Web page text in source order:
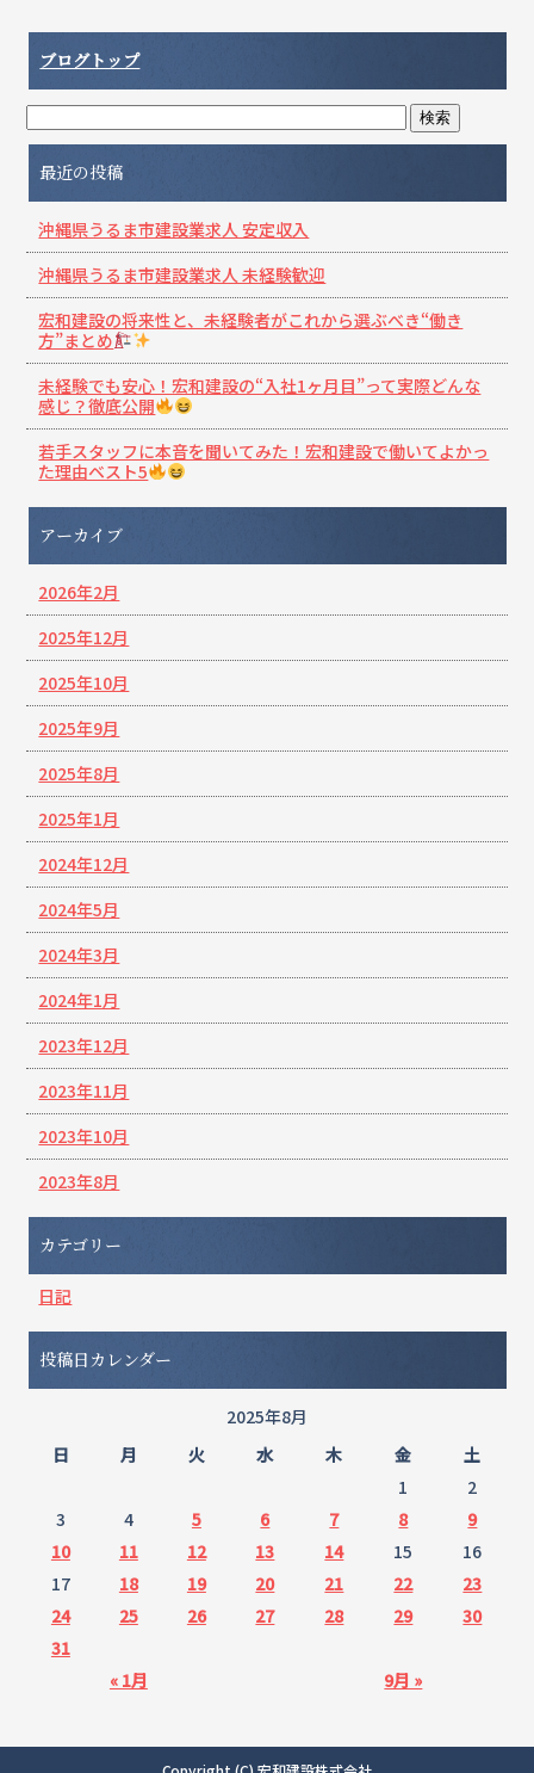
ブログトップ
最近の投稿
沖縄県うるま市建設業求人 安定収入
沖縄県うるま市建設業求人 未経験歓迎
宏和建設の将来性と、未経験者がこれから選ぶべき“働き
方”まとめ
未経験でも安心！宏和建設の“入社1ヶ月目”って実際どんな
感じ？徹底公開
若手スタッフに本音を聞いてみた！宏和建設で働いてよかっ
た理由ベスト5
アーカイブ
2026年2月
2025年12月
2025年10月
2025年9月
2025年8月
2025年1月
2024年12月
2024年5月
2024年3月
2024年1月
2023年12月
2023年11月
2023年10月
2023年8月
カテゴリー
日記
投稿日カレンダー
2025年8月
日
月 火 水 木 金 土
« 1月 9月 »
1
2
3
4 5 6 7 8
9
10
11 12 13 14 15
16
17
18 19 20 21 22
23
24
25 26 27 28 29
30
31